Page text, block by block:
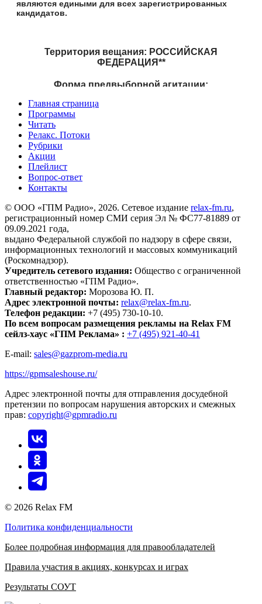
Главная страница
Программы
Читать
Релакс. Потоки
Рубрики
Акции
Плейлист
Вопрос-ответ
Контакты
© ООО «ГПМ Радио», 2026. Сетевое издание relax-fm.ru,
регистрационный номер СМИ серия Эл № ФС77-81889 от
09.09.2021 года,
выдано Федеральной службой по надзору в сфере связи,
информационных технологий и массовых коммуникаций
(Роскомнадзор).
Учредитель сетевого издания: Общество с ограниченной
ответственностью «ГПМ Радио».
Главный редактор: Морозова Ю. П.
Адрес электронной почты: relax@relax-fm.ru.
Телефон редакции: +7 (495) 730-10-10.
По всем вопросам размещения рекламы на Relax FM
сейлз-хаус «ГПМ Реклама» : +7 (495) 921-40-41
E-mail: sales@gazprom-media.ru
https://gpmsaleshouse.ru/
Адрес электронной почты для отправления досудебной
претензии по вопросам нарушения авторских и смежных
прав: copyright@gpmradio.ru
© 2026 Relax FM
Политика конфиденциальности
Более подробная информация для правообладателей
Правила участия в акциях, конкурсах и играх
Результаты СОУТ